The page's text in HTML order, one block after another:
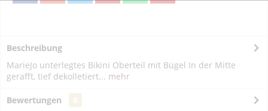
Beschreibung
MarieJo unterlegtes Bikini Oberteil mit Bügel In der Mitte
gerafft, tief dekolletiert... mehr
Bewertungen